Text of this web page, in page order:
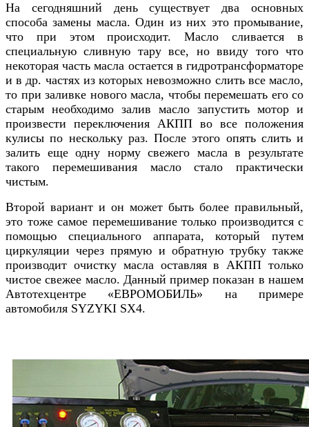
На сегодняшний день существует два основных
способа замены масла. Один из них это промывание,
что при этом происходит. Масло сливается в
специальную сливную тару все, но ввиду того что
некоторая часть масла остается в гидротрансформаторе
и в др. частях из которых невозможно слить все масло,
то при заливке нового масла, чтобы перемешать его со
старым необходимо залив масло запустить мотор и
произвести переключения АКПП во все положения
кулисы по нескольку раз. После этого опять слить и
залить еще одну норму свежего масла в результате
такого перемешивания масло стало практически
чистым.
Второй вариант и он может быть более правильный,
это тоже самое перемешивание только производится с
помощью специального аппарата, который путем
циркуляции через прямую и обратную трубку также
производит очистку масла оставляя в АКПП только
чистое свежее масло. Данный пример показан в нашем
Автотехцентре «ЕВРОМОБИЛЬ» на примере
автомобиля SYZYKI SX4.